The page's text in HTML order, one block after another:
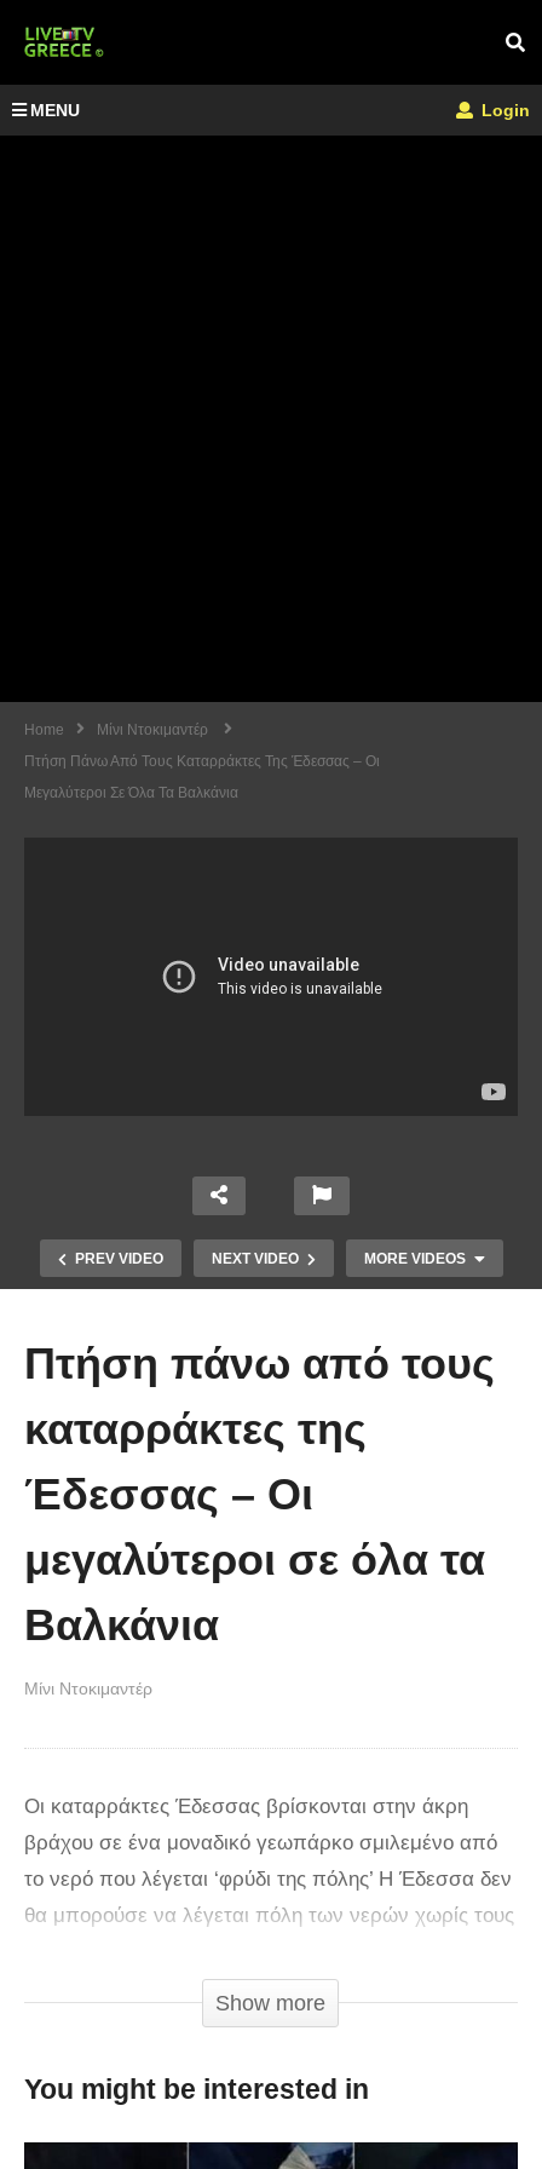
MENU Login
Home
Μίνι Ντοκιμαντέρ
Πτήση Πάνω Από Τους Καταρράκτες Της Έδεσσας – Oι
Μεγαλύτεροι Σε Όλα Τα Βαλκάνια
PREV VIDEO NEXT VIDEO MORE VIDEOS
Άκολη: Η ελληνική παραλία με τα
βάθος
Πτήση πάνω από τους
καταρράκτες της
Έδεσσας – Oι
μεγαλύτεροι σε όλα τα
Βαλκάνια
Μίνι Ντοκιμαντέρ
Οι καταρράκτες Έδεσσας βρίσκονται στην άκρη
βράχου σε ένα μοναδικό γεωπάρκο σμιλεμένο από
το νερό που λέγεται ‘φρύδι της πόλης’ Η Έδεσσα δεν
θα μπορούσε να λέγεται πόλη των νερών χωρίς τους
τα Βαλκάνια. Οι καταρράκτες Έδεσσας βρίσκονται
στην άκρη βράχου σε ένα μοναδικό γεωπάρκο
πόλης’. Συνολικά υπάρχουν επτά καταρράκτες, από
Show more
You might be interested in